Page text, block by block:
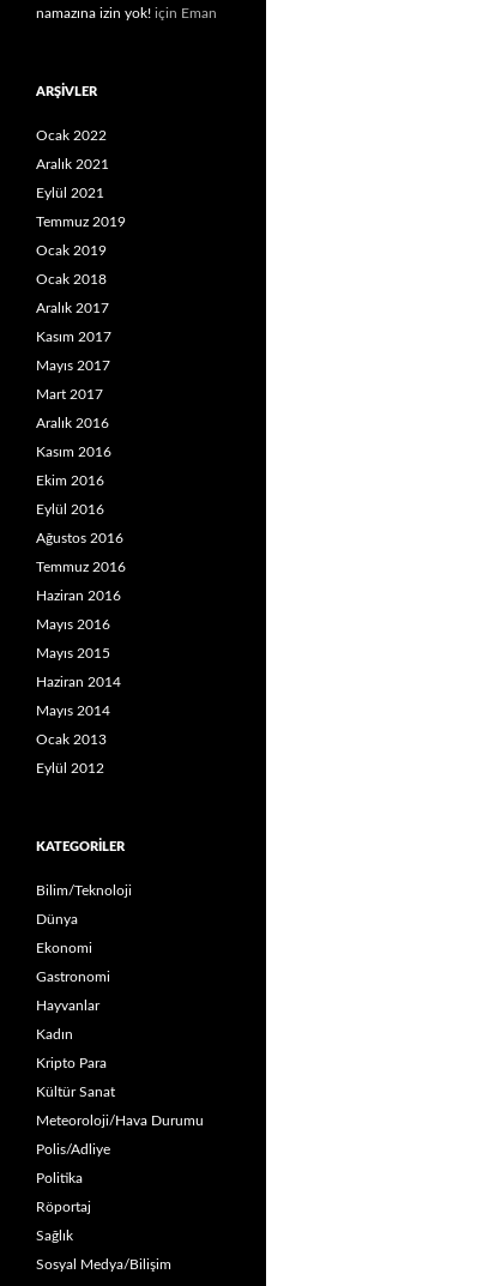
namazına izin yok! için Eman
ARŞIVLER
Ocak 2022
Aralık 2021
Eylül 2021
Temmuz 2019
Ocak 2019
Ocak 2018
Aralık 2017
Kasım 2017
Mayıs 2017
Mart 2017
Aralık 2016
Kasım 2016
Ekim 2016
Eylül 2016
Ağustos 2016
Temmuz 2016
Haziran 2016
Mayıs 2016
Mayıs 2015
Haziran 2014
Mayıs 2014
Ocak 2013
Eylül 2012
KATEGORILER
Bilim/Teknoloji
Dünya
Ekonomi
Gastronomi
Hayvanlar
Kadın
Kripto Para
Kültür Sanat
Meteoroloji/Hava Durumu
Polis/Adliye
Politika
Röportaj
Sağlık
Sosyal Medya/Bilişim